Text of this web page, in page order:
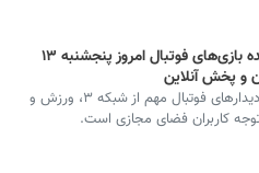
و پخش آنلاین
ساعت پخش زنده دیدارهای فوتبال مهم از شبکه ۳، ورزش و
کاربران فضای مجازی است.